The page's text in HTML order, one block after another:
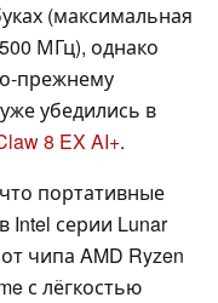
(максимальная
МГц), однако
прежнему
убедились в
8 EX AI+.
портативные
Intel серии Lunar
чипа AMD Ryzen
с лёгкостью